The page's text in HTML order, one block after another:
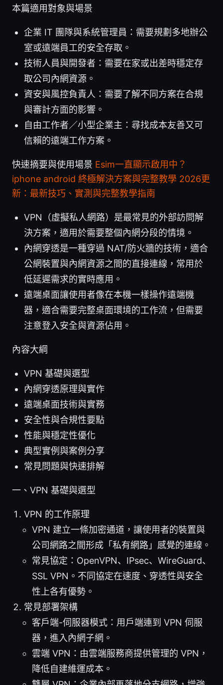
本篇適用對象與場景
企業 IT 團隊與系統管理員：需要規劃多地辦公
室或遠端員工的安全存取。
技術人員與開發者：需要在家或出差時穩定存
取公司內網資源。
資安與風控負責人：需要了解不同方案在合規
與審計方面的影響。
自由工作者／小型企業主：尋找成本友善又可
信賴的遠端工作方案。
快速摘要與使用場景 Esim一直顯示啟用中？
iphone android 終極解決方案與完整教學 2026更
新：最新技巧、實測與完整教學指南
VPN（虛擬私人網路）是最常見的外部訪問解
決方案，適用於需要整個內網分段的情境。
內網穿透是一種穿過 NAT/防火牆的技術，適合
公網裝置與內網資源之間的直接連線，常用於
低延遲需求的實時應用。
遠端桌面讓使用者像在本機一樣操作遠端機
器，適合需要完整桌面環境的工作流，但需要
注意登入安全與資源佔用。
內容大綱
VPN 基礎與選型
內網穿透原理與實作
遠端桌面技術與實務
安全性與合規性要點
性能與穩定性優化
典型實例與案例分享
常見問題與快速排解
一、VPN 基礎與選型
VPN 的工作原理
VPN 建立一條加密通道，讓使用者的裝置與
公司網路之間形成「私有網路」感覺的連線。
常見協定：OpenVPN、IPsec、WireGuard、
SSL VPN。不同協定在速度、穿透性與安全
性上各有優勢。
常見部署架構
客戶端-伺服器模式：用戶端連到 VPN 伺服
器，進入內網子網。
雲端 VPN：由雲端服務商提供管理的 VPN，
降低自建維運成本。